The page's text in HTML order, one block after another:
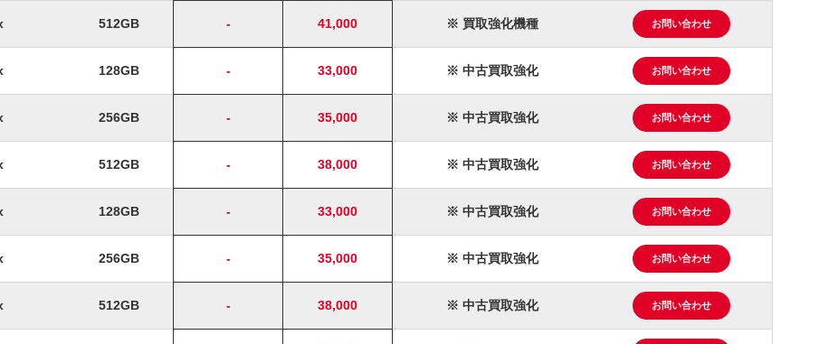
512GB - 41,000 ※ 買取強化機種 お問い合わせ
128GB - 33,000 ※ 中古買取強化 お問い合わせ
256GB - 35,000 ※ 中古買取強化 お問い合わせ
512GB - 38,000 ※ 中古買取強化 お問い合わせ
128GB - 33,000 ※ 中古買取強化 お問い合わせ
256GB - 35,000 ※ 中古買取強化 お問い合わせ
512GB - 38,000 ※ 中古買取強化 お問い合わせ